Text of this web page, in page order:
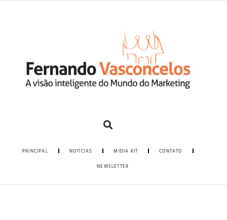
PRINCIPAL NOTÍCIAS MIDIA KIT CONTATO
NEWSLETTER